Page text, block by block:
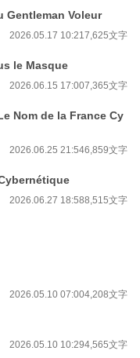
Gentleman Voleur
2026.05.17 10:217,625文字
le Masque
2026.06.15 17:007,365文字
Nom de la France Cy
2026.06.25 21:546,859文字
2026.06.27 18:588,515文字
2026.05.10 07:004,208文字
2026.05.10 10:294,565文字